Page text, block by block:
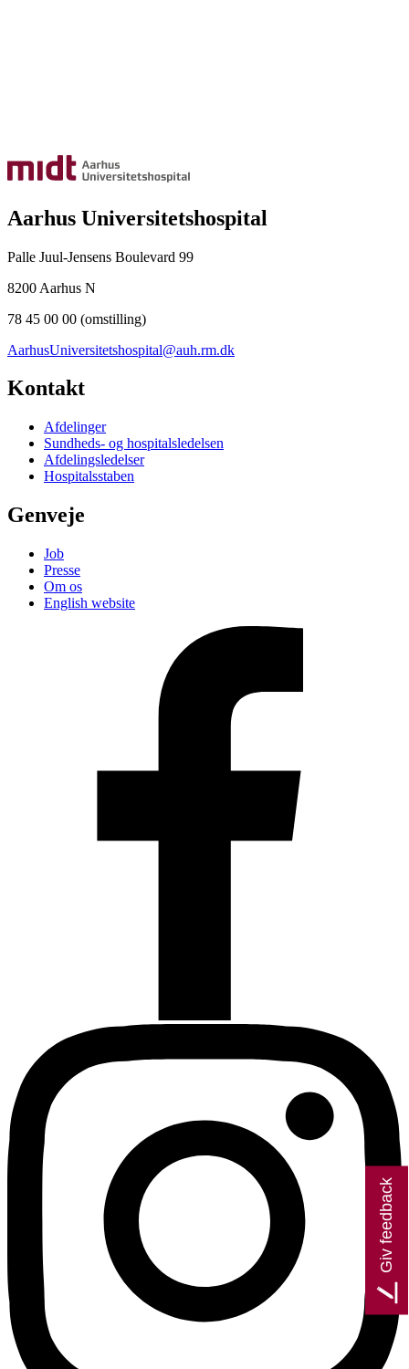
Aarhus Universitetshospital
Palle Juul-Jensens Boulevard 99
8200 Aarhus N
78 45 00 00 (omstilling)
AarhusUniversitetshospital@auh.rm.dk
Kontakt
Afdelinger
Sundheds- og hospitalsledelsen
Afdelingsledelser
Hospitalsstaben
Genveje
Job
Presse
Om os
English website
Giv feedback